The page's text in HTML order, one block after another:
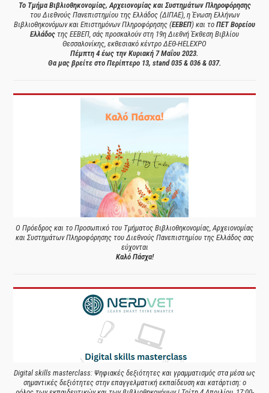
Το Τμήμα Βιβλιοθηκονομίας, Αρχειονομίας και Συστημάτων Πληροφόρησης
του Διεθνούς Πανεπιστημίου της Ελλάδος (ΔΙΠΑΕ), η Ένωση Ελλήνων
Βιβλιοθηκονόμων και Επιστημόνων Πληροφόρησης (ΕΕΒΕΠ) και το ΠΕΤ Βορείου
Ελλάδος της ΕΕΒΕΠ, σάς προσκαλούν στη 19η Διεθνή Έκθεση Βιβλίου
Θεσσαλονίκης, εκθεσιακό κέντρο ΔΕΘ-HELEXPO
Πέμπτη 4 έως την Κυριακή 7 Μαΐου 2023.
Θα μας βρείτε στο Περίπτερο 13, stand 035 & 036 & 037.
Ο Πρόεδρος και το Προσωπικό του Τμήματος Βιβλιοθηκονομίας, Αρχειονομίας
και Συστημάτων Πληροφόρησης του Διεθνούς Πανεπιστημίου της Ελλάδος σας
εύχονται
Καλό Πάσχα!
Digital skills masterclass: Ψηφιακές δεξιότητες και γραμματισμός στα μέσα ως
σημαντικές δεξιότητες στην επαγγελματική εκπαίδευση και κατάρτιση: ο